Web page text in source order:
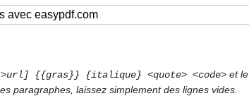
{{gras}} {italique} <quote> <code> et le
paragraphes, laissez simplement des lignes vides.